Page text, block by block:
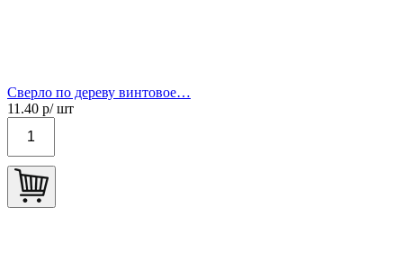
Сверло по дереву винтовое…
11.40 р/ шт